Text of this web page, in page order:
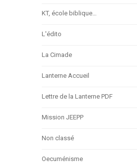
KT, école biblique…
L'édito
La Cimade
Lanterne Accueil
Lettre de la Lanterne PDF
Mission JEEPP
Non classé
Oecuménisme